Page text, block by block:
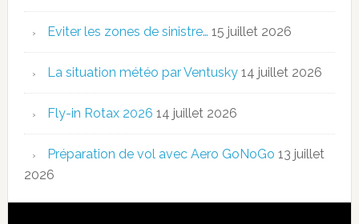
Eviter les zones de sinistre… 15 juillet 2026
La situation météo par Ventusky 14 juillet 2026
Fly-in Rotax 2026 14 juillet 2026
Préparation de vol avec Aero GoNoGo 13 juillet
2026